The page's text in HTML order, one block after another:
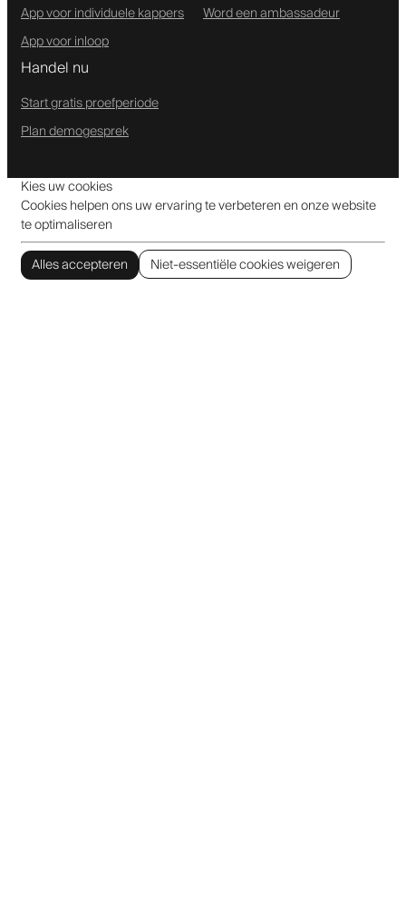
App voor individuele kappers
App voor inloop
Word een ambassadeur
Handel nu
Start gratis proefperiode
Plan demogesprek
Kies uw cookies
Cookies helpen ons uw ervaring te verbeteren en onze website
te optimaliseren
Alles accepteren
Niet-essentiële cookies weigeren